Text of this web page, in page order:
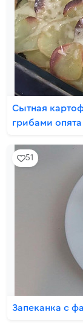
Сытная
грибами опята
51
Запеканка с